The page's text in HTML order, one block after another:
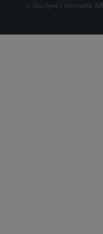
© Sko-fynd i Vimmerby